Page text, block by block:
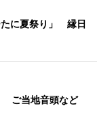
たに夏祭り」 縁日
ご当地音頭など